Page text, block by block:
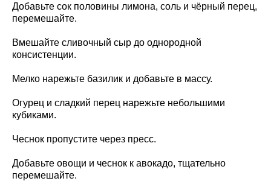
Добавьте сок половины лимона, соль и чёрный перец,
перемешайте.
Вмешайте сливочный сыр до однородной
консистенции.
Мелко нарежьте базилик и добавьте в массу.
Огурец и сладкий перец нарежьте небольшими
кубиками.
Чеснок пропустите через пресс.
Добавьте овощи и чеснок к авокадо, тщательно
перемешайте.